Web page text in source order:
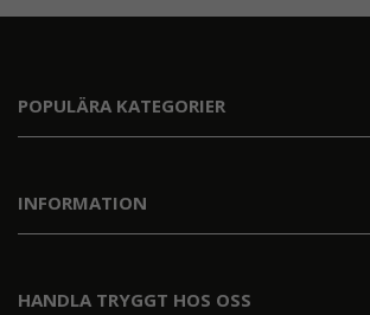
POPULÄRA KATEGORIER
INFORMATION
HANDLA TRYGGT HOS OSS